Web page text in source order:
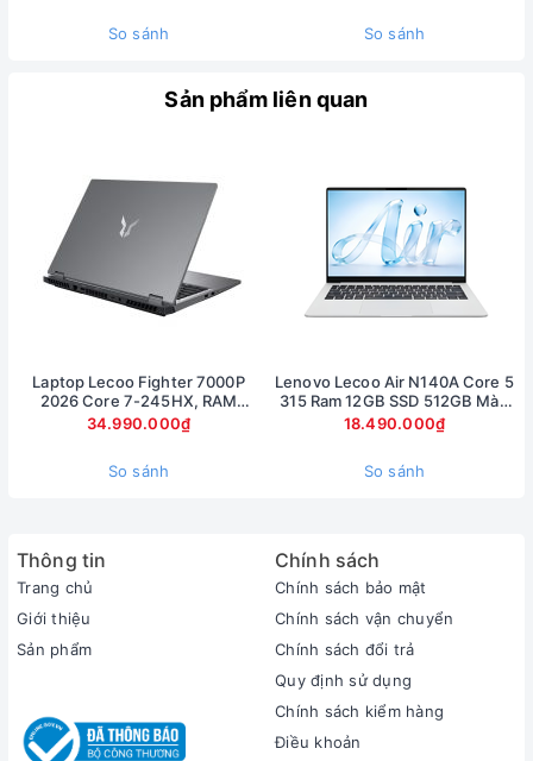
Giữ nguyên các cổng kết nối truyền thống
Đa số các Ultrabook hiện tại đều bỏ hết các cổng kết nối
Thiết kế hướng tới người dùng
So với X1 Carbon thế hệ trước, phiên bản này cũng không có
sự thay đổi quá khác biệt nếu chỉ nhìn từ ngoài, thế nhưng,
với phiên bản trước. Nút nguồn thay vì được đặt ở vị trí cạnh
phải, nay đã được đưa lên trên khu vực mặt kê tay, tích hợp
sẵn cảm biến vân tay một chạm. Thêm vào đó, dải loa của X1
So sánh So sánh
Sản phẩm liên quan
Laptop Lecoo Fighter 7000P
2026 Core 7-245HX, RAM
16GB, SSD 512GB, RTX 5060
8GB, màn 16 inch 2.5K 180Hz
34.990.000₫
So sánh
Lenovo Lecoo Air N140A Core 5
315 Ram 12GB SSD 512GB Màn
hình 14inch FullHD
18.490.000₫
So sánh
Thông tin
Trang chủ
Giới thiệu
Sản phẩm
Chính sách
Chính sách bảo mật
Chính sách vận chuyển
Chính sách đổi trả
Quy định sử dụng
Chính sách kiểm hàng
Điều khoản